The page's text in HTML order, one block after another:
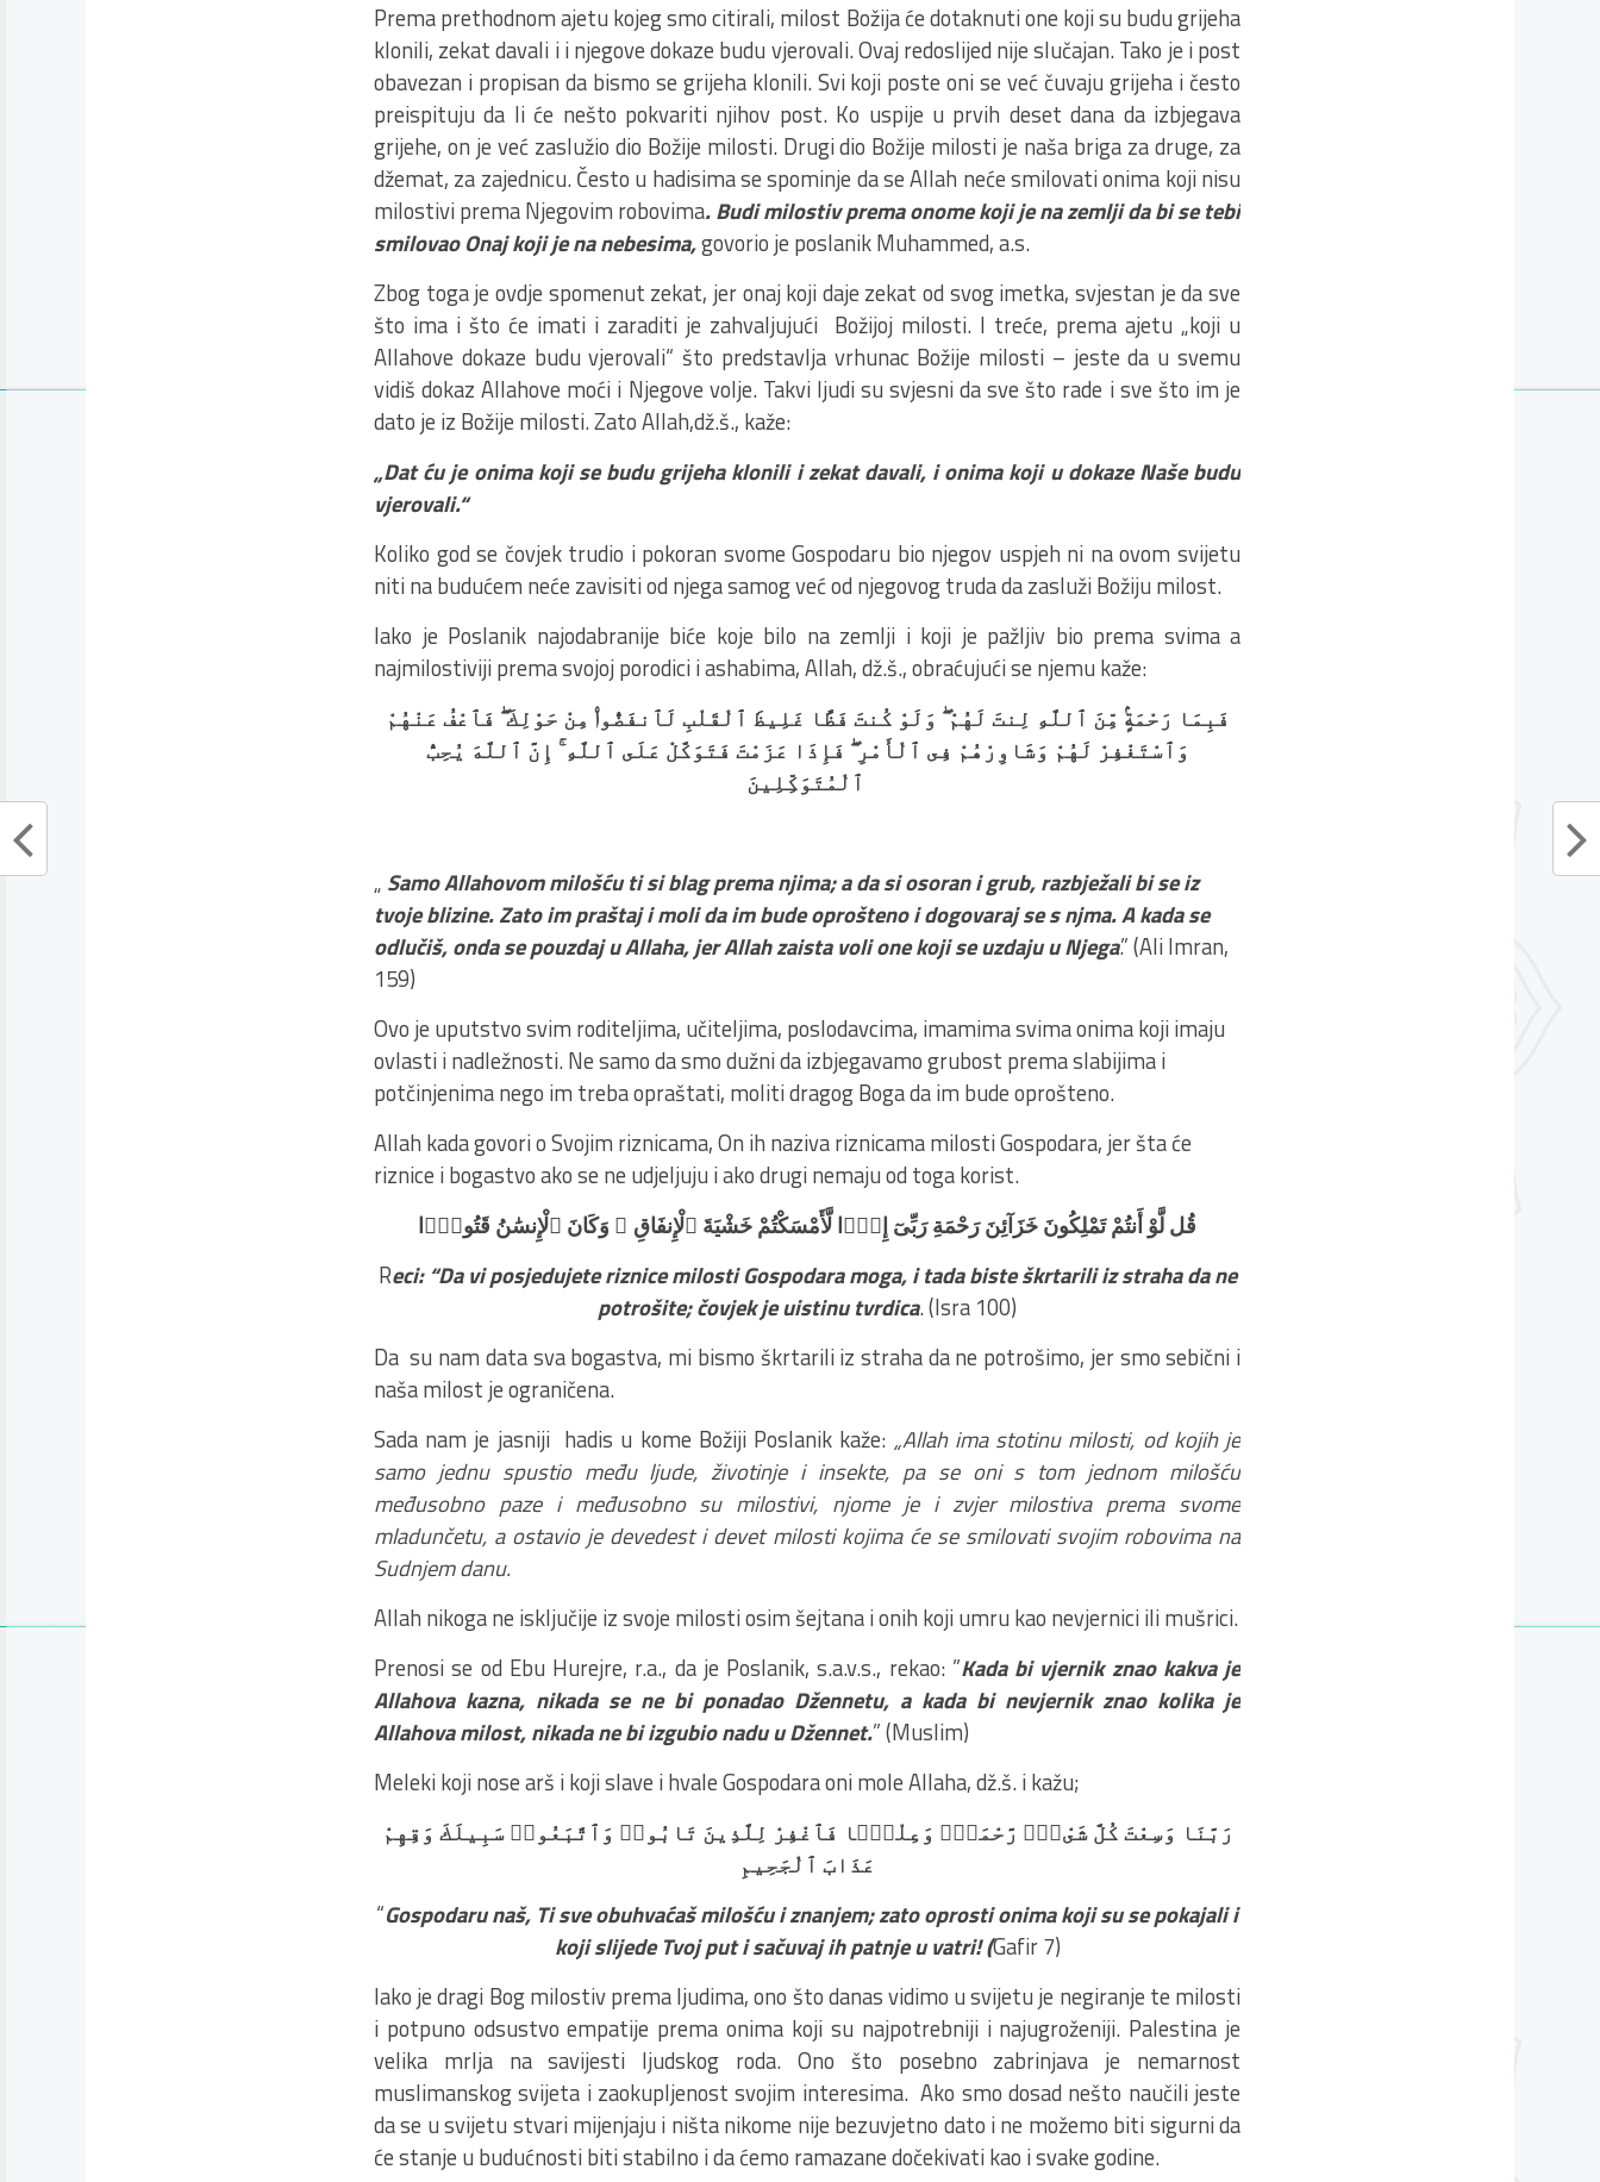
Prema prethodnom ajetu kojeg smo citirali, milost Božija će dotaknuti one koji su budu grijeha
klonili, zekat davali i i njegove dokaze budu vjerovali. Ovaj redoslijed nije slučajan. Tako je i post
obavezan i propisan da bismo se grijeha klonili. Svi koji poste oni se već čuvaju grijeha i često
preispituju da li će nešto pokvariti njihov post. Ko uspije u prvih deset dana da izbjegava
grijehe, on je već zaslužio dio Božije milosti. Drugi dio Božije milosti je naša briga za druge, za
džemat, za zajednicu. Često u hadisima se spominje da se Allah neće smilovati onima koji nisu
milostivi prema Njegovim robovima. Budi milostiv prema onome koji je na zemlji da bi se tebi
smilovao Onaj koji je na nebesima,govorio je poslanik Muhammed, a.s.
Zbog toga je ovdje spomenut zekat, jer onaj koji daje zekat od svog imetka, svjestan je da sve
što ima i što će imati i zaraditi je zahvaljujući Božijoj milosti. I treće, prema ajetu „koji u
Allahove dokaze budu vjerovali“ što predstavlja vrhunac Božije milosti – jeste da u svemu
vidiš dokaz Allahove moći i Njegove volje. Takvi ljudi su svjesni da sve što rade i sve što im je
dato je iz Božije milosti. Zato Allah,dž.š., kaže:
„Dat ću je onima koji se budu grijeha klonili i zekat davali, i onima koji u dokaze Naše budu
vjerovali.“
Koliko god se čovjek trudio i pokoran svome Gospodaru bio njegov uspjeh ni na ovom svijetu
niti na budućem neće zavisiti od njega samog već od njegovog truda da zasluži Božiju milost.
Iako je Poslanik najodabranije biće koje bilo na zemlji i koji je pažljiv bio prema svima a
najmilostiviji prema svojoj porodici i ashabima, Allah, dž.š., obraćujući se njemu kaže:
فَبِمَا رَحْمَةٍۢ مِّنَ ٱللَّهِ لِنتَ لَهُمْ ۖ وَلَوْ كُنتَ فَظًّا غَلِيظَ ٱلْقَلْبِ لَٱنفَضُّوا۟ مِنْ حَوْلِكَ ۖ فَٱعْفُ عَنْهُمْ
وَٱسْتَغْفِرْ لَهُمْ وَشَاوِرْهُمْ فِى ٱلْأَمْرِ ۖ فَإِذَا عَزَمْتَ فَتَوَكَّلْ عَلَى ٱللَّهِ ۚ إِنَّ ٱللَّهَ يُحِبُّ
„ Samo Allahovom milošću ti si blag prema njima; a da si osoran i grub, razbježali bi se iz
tvoje blizine. Zato im praštaj i moli da im bude oprošteno i dogovaraj se s njma. A kada se
odlučiš, onda se pouzdaj u Allaha, jer Allah zaista voli one koji se uzdaju u Njega.” (Ali Imran,
159)
Ovo je uputstvo svim roditeljima, učiteljima, poslodavcima, imamima svima onima koji imaju
ovlasti i nadležnosti. Ne samo da smo dužni da izbjegavamo grubost prema slabijima i
potčinjenima nego im treba opraštati, moliti dragog Boga da im bude oprošteno.
Allah kada govori o Svojim riznicama, On ih naziva riznicama milosti Gospodara, jer šta će
riznice i bogastvo ako se ne udjeljuju i ako drugi nemaju od toga korist.
قُل لَّوْ أَنتُمْ تَمْلِكُونَ خَزَآئِنَ رَحْمَةِ رَبِّىٓ إِذًۭا لَّأَمْسَكْتُمْ خَشْيَةَ ٱلْإِنفَاقِ ۚ وَكَانَ ٱلْإِنسَٰنُ قَتُورًۭا
Reci: “Da vi posjedujete riznice milosti Gospodara moga, i tada biste škrtarili iz straha da ne
potrošite; čovjek je uistinu tvrdica. (Isra 100)
Da su nam data sva bogastva, mi bismo škrtarili iz straha da ne potrošimo, jer smo sebični i
naša milost je ograničena.
Sada nam je jasniji hadis u kome Božiji Poslanik kaže: „Allah ima stotinu milosti, od kojih je
samo jednu spustio među ljude, životinje i insekte, pa se oni s tom jednom milošću
međusobno paze i međusobno su milostivi, njome je i zvjer milostiva prema svome
mladunčetu, a ostavio je devedest i devet milosti kojima će se smilovati svojim robovima na
Sudnjem danu.
Allah nikoga ne isključije iz svoje milosti osim šejtana i onih koji umru kao nevjernici ili mušrici.
Prenosi se od Ebu Hurejre, r.a., da je Poslanik, s.a.v.s., rekao: ”Kada bi vjernik znao kakva je
Allahova kazna, nikada se ne bi ponadao Džennetu, a kada bi nevjernik znao kolika je
Allahova milost, nikada ne bi izgubio nadu u Džennet.” (Muslim)
Meleki koji nose arš i koji slave i hvale Gospodara oni mole Allaha, dž.š. i kažu;
رَبَّنَا وَسِعْتَ كُلَّ شَىْءٍۢ رَّحْمَةًۭ وَعِلْمًۭا فَٱغْفِرْ لِلَّذِينَ تَابُوا۟ وَٱتَّبَعُوا۟ سَبِيلَكَ وَقِهِمْ
عَذَابَ ٱلْجَحِيمِ
“Gospodaru naš, Ti sve obuhvaćaš milošću i znanjem; zato oprosti onima koji su se pokajali i
koji slijede Tvoj put i sačuvaj ih patnje u vatri! (Gafir 7)
Iako je dragi Bog milostiv prema ljudima, ono što danas vidimo u svijetu je negiranje te milosti
i potpuno odsustvo empatije prema onima koji su najpotrebniji i najugroženiji. Palestina je
velika mrlja na savijesti ljudskog roda. Ono što posebno zabrinjava je nemarnost
muslimanskog svijeta i zaokupljenost svojim interesima. Ako smo dosad nešto naučili jeste
da se u svijetu stvari mijenjaju i ništa nikome nije bezuvjetno dato i ne možemo biti sigurni da
će stanje u budućnosti biti stabilno i da ćemo ramazane dočekivati kao i svake godine.